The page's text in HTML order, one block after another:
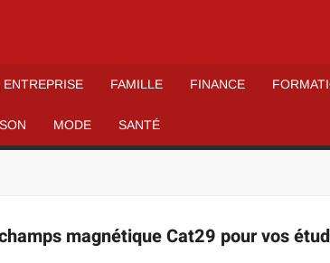
ENTREPRISE FAMILLE FINANCE
MODE SANTÉ
magnétique Cat29 pour vos